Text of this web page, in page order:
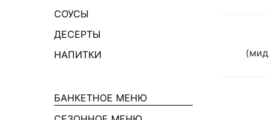
СОУСЫ
ДЕСЕРТЫ
НАПИТКИ
БАНКЕТНОЕ МЕНЮ